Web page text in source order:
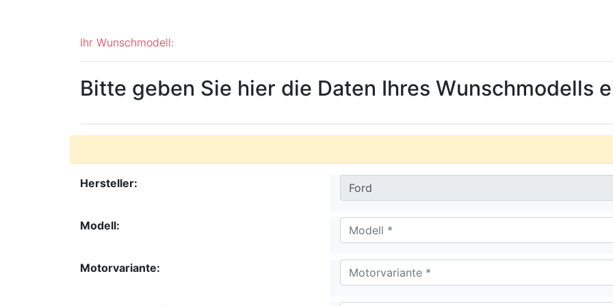
Ihr Wunschmodell:
Bitte geben Sie hier die Daten Ihres Wunschmodells
Hersteller:
Modell:
Motorvariante: